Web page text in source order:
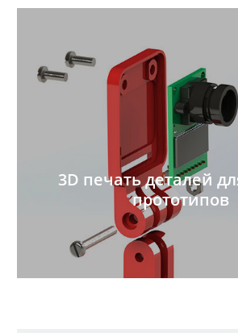
3D печать деталей
прототипов